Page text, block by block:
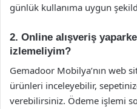
günlük kullanıma uygun
2. Online alışveriş
izlemeliyim?
Gemadoor Mobilya’nın web
ürünleri inceleyebilir,
verebilirsiniz. Ödeme işlemi